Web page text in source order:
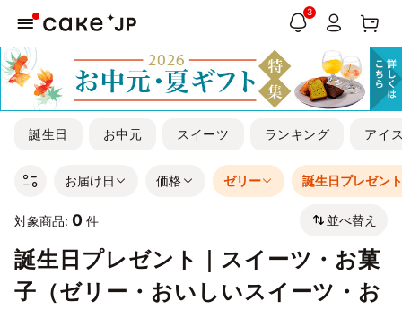
3
誕生日 お中元 スイーツ ランキング アイ
お届け日 価格 ゼリー 誕生日プレゼン
対象商品: 0 件 並べ替え
誕生日プレゼント｜スイーツ・お菓
子（ゼリー・おいしいスイーツ・お